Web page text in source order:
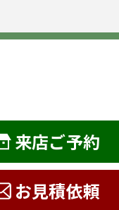
来店ご予約
お見積依頼